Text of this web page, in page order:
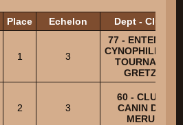
Place Echelon Dept - Club
1 3
77 - ENTENTE
CYNOPHILE DE
TOURNAN-
GRETZ
2 3
60 - CLUB
CANIN DE
MERU